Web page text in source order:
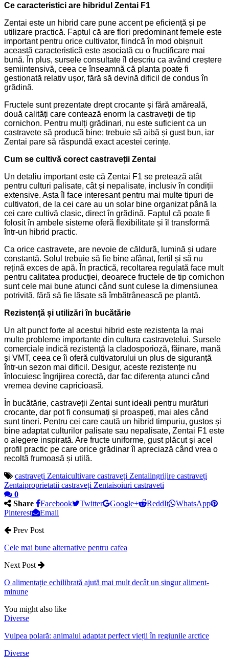
Ce caracteristici are hibridul Zentai F1
Zentai este un hibrid care pune accent pe eficiență și pe
utilizare practică. Faptul că are flori predominant femele este
important pentru orice cultivator, fiindcă în mod obișnuit
această caracteristică este asociată cu o fructificare mai
bună. În plus, sursele consultate îl descriu ca având creștere
semiintensivă, ceea ce înseamnă că planta poate fi
gestionată relativ ușor, fără să devină dificil de condus în
grădină.
Fructele sunt prezentate drept crocante și fără amăreală,
două calități care contează enorm la castraveții de tip
cornichon. Pentru mulți grădinari, nu este suficient ca un
castravete să producă bine; trebuie să aibă și gust bun, iar
Zentai pare să răspundă exact acestei cerințe.
Cum se cultivă corect castraveții Zentai
Un detaliu important este că Zentai F1 se pretează atât
pentru culturi palisate, cât și nepalisate, inclusiv în condiții
extensive. Asta îl face interesant pentru mai multe tipuri de
cultivatori, de la cei care au un solar bine organizat până la
cei care cultivă clasic, direct în grădină. Faptul că poate fi
folosit în ambele sisteme oferă flexibilitate și îl transformă
într-un hibrid practic.
Ca orice castravete, are nevoie de căldură, lumină și udare
constantă. Solul trebuie să fie bine afânat, fertil și să nu
rețină exces de apă. În practică, recoltarea regulată face mult
pentru calitatea producției, deoarece fructele de tip cornichon
sunt cele mai bune atunci când sunt culese la dimensiunea
potrivită, fără să fie lăsate să îmbătrânească pe plantă.
Rezistență și utilizări în bucătărie
Un alt punct forte al acestui hibrid este rezistența la mai
multe probleme importante din cultura castravetelui. Sursele
comerciale indică rezistență la cladosporioză, făinare, mană
și VMT, ceea ce îi oferă cultivatorului un plus de siguranță
într-un sezon mai dificil. Desigur, aceste rezistențe nu
înlocuiesc îngrijirea corectă, dar fac diferența atunci când
vremea devine capricioasă.
În bucătărie, castraveții Zentai sunt ideali pentru murături
crocante, dar pot fi consumați și proaspeți, mai ales când
sunt tineri. Pentru cei care caută un hibrid timpuriu, gustos și
bine adaptat culturilor palisate sau nepalisate, Zentai F1 este
o alegere inspirată. Are fructe uniforme, gust plăcut și acel
profil practic pe care orice grădinar îl apreciază când vrea o
recoltă frumoasă și utilă.
castraveți Zentaicultivare castraveți Zentaiingrijire castraveți
Zentaiproprietatii castraveți Zentaisoiuri castraveti
0
Share
Facebook Twitter Google+ ReddIt
WhatsApp
Pinterest
Email
Prev Post
Cele mai bune alternative pentru cafea
Next Post
O alimentație echilibrată ajută mai mult decât un singur aliment-
minune
You might also like
Diverse
Vulpea polară: animalul adaptat perfect vieții în regiunile arctice
Diverse